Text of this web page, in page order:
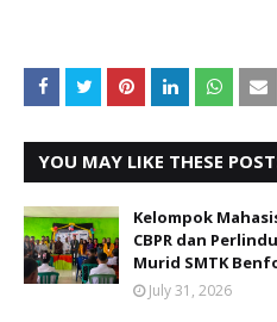
YOU MAY LIKE THESE
Kelompok
CBPR dan
Murid SMTK
July 31, 2026